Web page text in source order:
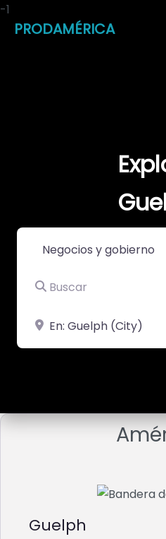
PRODAMÉRICA
Seleccionar el formulario
Buscar
Cerca de
Guelph
-1